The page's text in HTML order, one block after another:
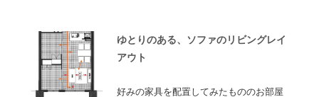
ゆとりのある、ソファのリビングレイ
アウト
好みの家具を配置してみたもののお部屋